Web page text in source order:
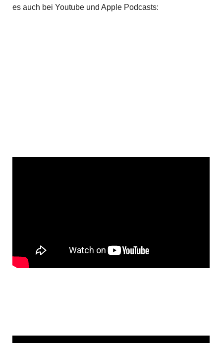
es auch bei Youtube und Apple Podcasts: